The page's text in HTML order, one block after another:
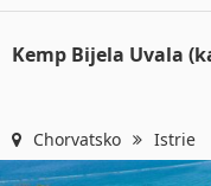
Kemp Bijela Uvala
Chorvatsko Istrie